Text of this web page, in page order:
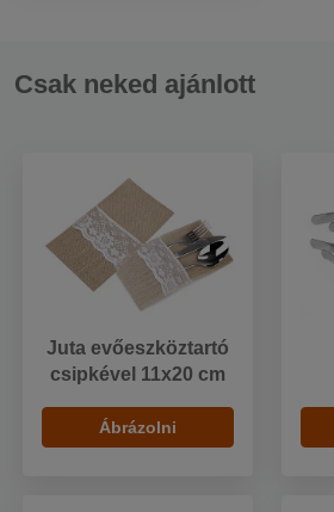
Csak neked ajánlott
Juta evőeszköztartó
csipkével 11x20 cm
Ábrázolni